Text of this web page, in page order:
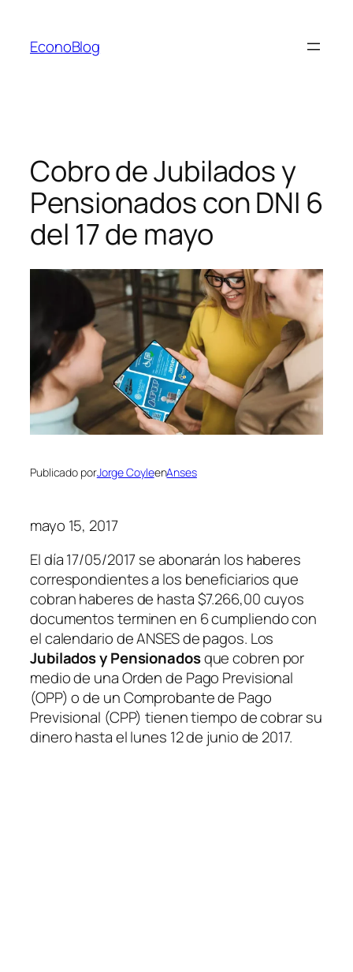
contenido
EconoBlog
Cobro de Jubilados y
Pensionados con DNI 6
del 17 de mayo
Publicado porJorge CoyleenAnses
mayo 15, 2017
El día 17/05/2017 se abonarán los haberes
correspondientes a los beneficiarios que
cobran haberes de hasta $7.266,00 cuyos
documentos terminen en 6 cumpliendo con
el calendario de ANSES de pagos. Los
Jubilados y Pensionadosque cobren por
medio de una Orden de Pago Previsional
(OPP) o de un Comprobante de Pago
Previsional (CPP) tienen tiempo de cobrar su
dinero hasta el lunes 12 de junio de 2017.